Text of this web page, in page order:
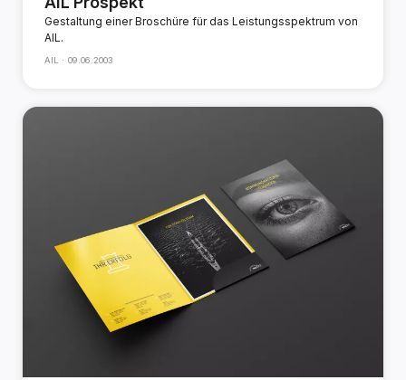
Gestaltung einer Broschüre für das Leistungsspektrum von
AIL.
AIL · 09.06.2003